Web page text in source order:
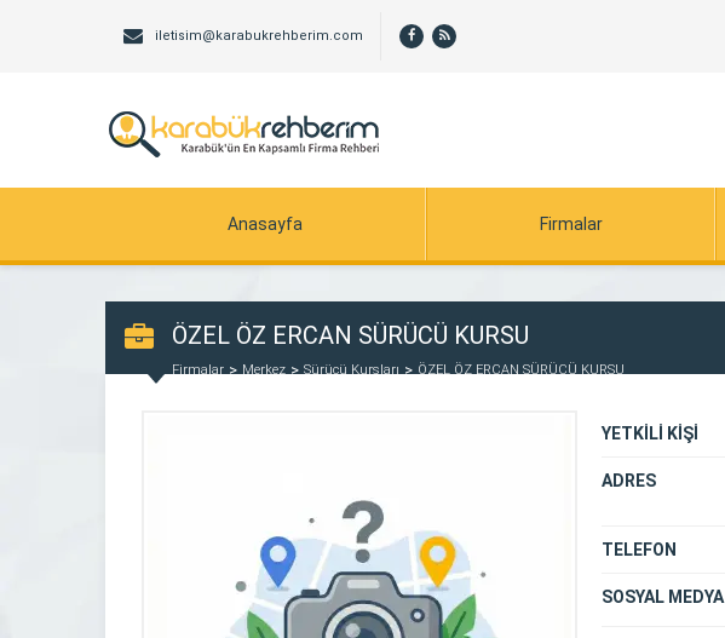
iletisim@karabukrehberim.com
Anasayfa Firmalar
ÖZEL ÖZ ERCAN SÜRÜCÜ KURSU
Firmalar Merkez Sürücü Kursları ÖZEL ÖZ ERCAN SÜRÜCÜ KURSU
YETKİLİ KİŞİ
ADRES
TELEFON
SOSYAL MEDYA